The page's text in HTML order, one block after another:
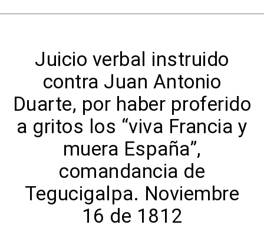
Juicio verbal instruido
contra Juan Antonio
Duarte, por haber proferido
a gritos los “viva Francia y
muera España”,
comandancia de
Tegucigalpa. Noviembre
16 de 1812